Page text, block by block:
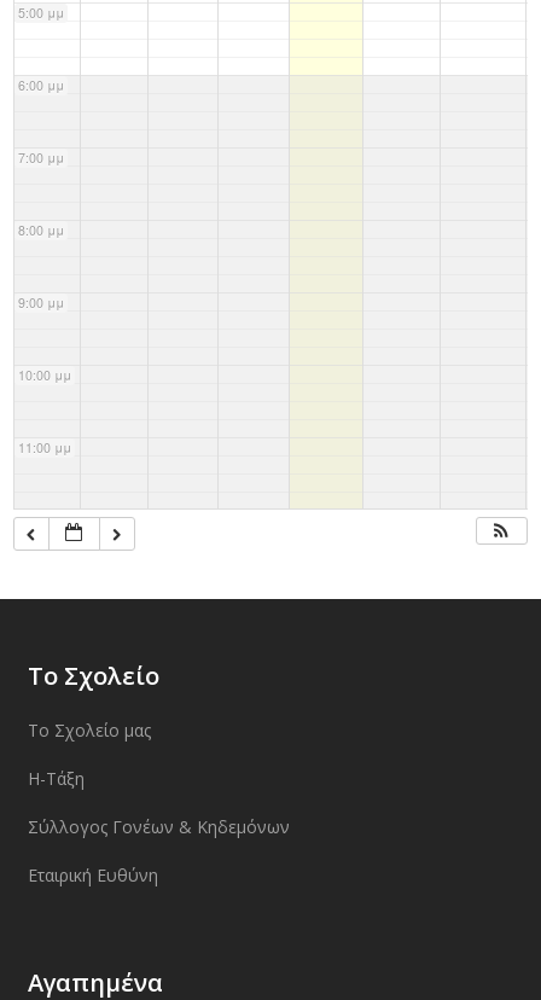
5:00 μμ
6:00 μμ
7:00 μμ
8:00 μμ
9:00 μμ
10:00 μμ
11:00 μμ
Το Σχολείο
Το Σχολείο μας
Η-Τάξη
Σύλλογος Γονέων & Κηδεμόνων
Εταιρική Ευθύνη
Αγαπημένα